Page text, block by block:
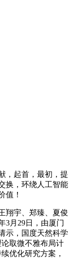
起首，最初，提
换，环绕人工智能
值！
宇、郑臻、夏俊
3月29日，由厦门
示，国度天然科学
取微不雅布局计
优化研究方案，